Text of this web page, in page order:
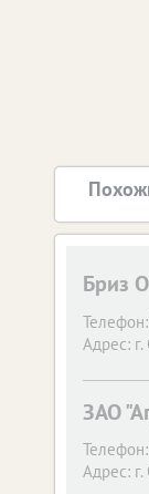
Бриз
Телефон:
Адрес:
ЗАО
Телефон:
Адрес: